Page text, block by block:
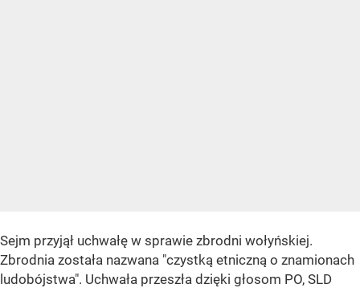
Sejm przyjął uchwałę w sprawie zbrodni wołyńskiej.
Zbrodnia została nazwana "czystką etniczną o znamionach
ludobójstwa". Uchwała przeszła dzięki głosom PO, SLD